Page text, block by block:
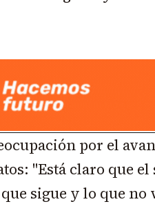
por el
"Está claro que
sigue y lo que no